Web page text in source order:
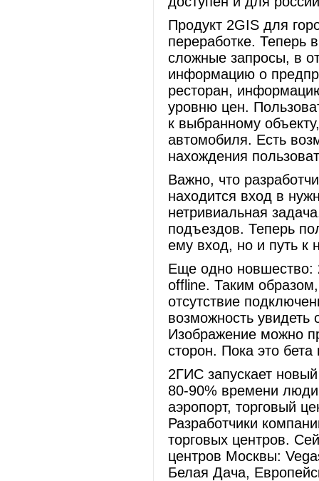
Продукт 2GIS для
переработке. Теперь
сложные запросы, в
информацию о
ресторан,
уровню цен.
к выбранному
автомобиля. Есть
нахождения
Важно, что
находится вход в
нетривиальная
подъездов. Теперь
ему вход, но и путь к
Еще одно новшество:
offline. Таким
отсутствие
возможность увидеть
Изображение можно
сторон. Пока это бета
2ГИС запускает
80-90% времени люди
аэропорт, торговый
Разработчики
торговых центров.
центров Москвы:
Белая Дача,